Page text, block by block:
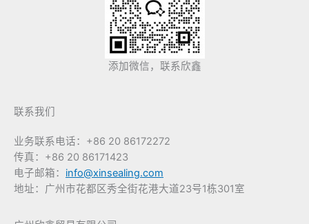
添加微信，联系欣鑫
联系我们
业务联系电话：+86 20 86172272
传真：+86 20 86171423
电子邮箱： info@xinsealing.com
地址：广州市花都区秀全街花港大道23号1栋301室